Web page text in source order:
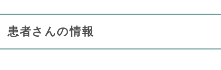
患者さんの情報